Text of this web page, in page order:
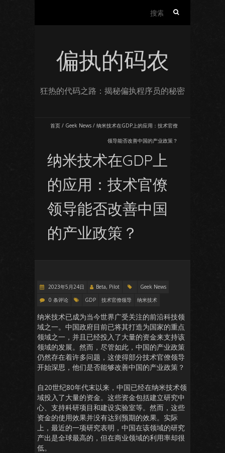
偏执的码农
狂热的代码之路：揭秘偏执程序员的秘密
首页 / Geek News / 纳米技术在GDP上的应用：技术官僚
领导能否改善中国的产业政策？
纳米技术在GDP上
的应用：技术官僚
领导能否改善中国
的产业政策？
2023年5月24日 Beta, Pilot
Geek News
0 条评论
GDP 技术官僚领导 纳米技术
纳米技术已成为当今世界广受关注的前沿科技领
域之一。中国政府目前已将其打造为国家的重点
领域之一，并且已经投入了大量的资金来支持该
领域的发展。然而，尽管如此，中国的产业政策
仍然存在着许多问题，这使得部分技术官僚领导
开始深思，他们是否能够改善中国的产业政策？
自20世纪80年代末以来，中国已经在纳米技术领
域投入了大量的资金。这些资金包括建立研究中
心、支持科研项目和建设实验室等。然而，这些
资金的使用效果并没有达到预期的效果。实际
上，最近的一项研究表明，中国在该领域的研究
产出是全球最高的，但在商业领域的利用率却很
低。